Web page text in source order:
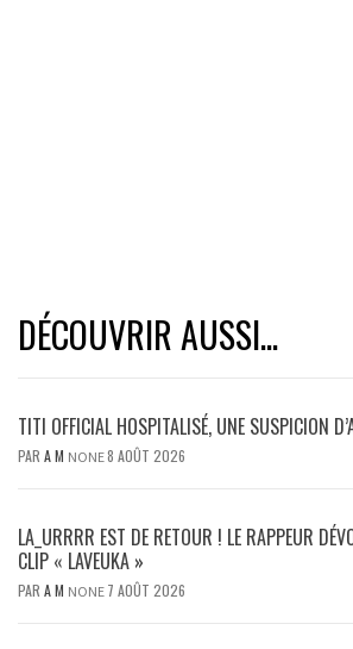
DÉCOUVRIR AUSSI...
TITI OFFICIAL HOSPITALISÉ, UNE SUSPICION
PAR A M NONE8 AOÛT 2026
LA_URRRR EST DE RETOUR ! LE RAPPEUR
CLIP « LAVEUKA »
PAR A M NONE 7 AOÛT 2026